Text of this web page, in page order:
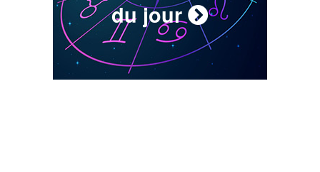
du jour